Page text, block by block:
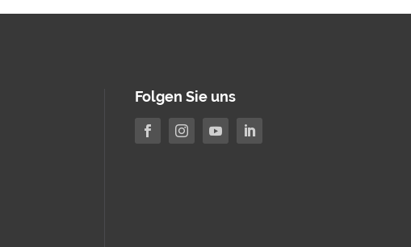
Folgen Sie uns
   